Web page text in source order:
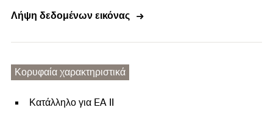
Λήψη δεδομένων εικόνας
Κορυφαία χαρακτηριστικά
Κατάλληλο για EA II